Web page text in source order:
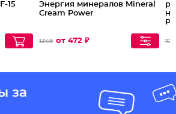
15
Энергия минералов Mineral
Cream Power
1349 от 472 ₽ 725
за